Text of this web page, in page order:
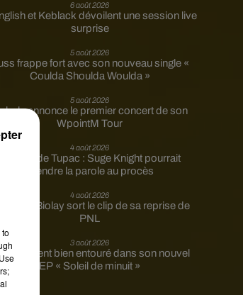
6 août 2026
et Keblack dévoilent une session live
surprise
5 août 2026
frappe fort avec son nouveau single «
Coulda Shoulda Woulda »
5 août 2026
annonce le premier concert de son
WpointM Tour
4 août 2026
Meurtre de Tupac : Suge Knight pourrait
prendre la parole au procès
4 août 2026
Biolay sort le clip de sa reprise de
PNL
3 août 2026
revient bien entouré dans son nouvel
EP « Soleil de minuit »